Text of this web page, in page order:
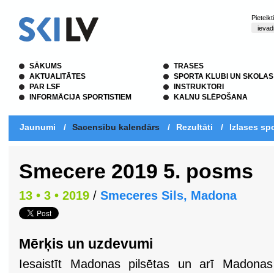
SĀKUMS
AKTUALITĀTES
PAR LSF
INFORMĀCIJA SPORTISTIEM
TRASES
SPORTA KLUBI UN SKOLAS
INSTRUKTORI
KALNU SLĒPOŠANA
Jaunumi / Sacensību kalendārs / Rezultāti / Izlases
Smecere 2019 5. posms
13 • 3 • 2019 / Smeceres Sils, Madona
Mērķis un uzdevumi
Iesaistīt Madonas pilsētas un arī